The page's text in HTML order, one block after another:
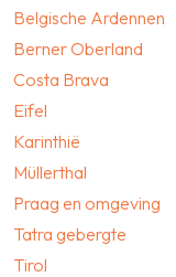
Belgische Ardennen
Berner Oberland
Costa Brava
Eifel
Karinthië
Müllerthal
Praag en omgeving
Tatra gebergte
Tirol